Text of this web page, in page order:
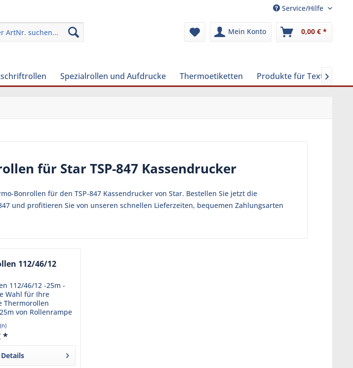
Service/Hilfe
Mein Konto 0,00 € *
Spezialrollen und Aufdrucke Thermoetiketten Produkte für 
für Star TSP-847 Kassendrucker
Bonrollen für den TSP-847 Kassendrucker von Star. Bestellen Sie jetzt die
und profitieren Sie von unseren schnellen Lieferzeiten, bequemen Zahlungsarten
112/46/12
112/46/12 -25m -
Wahl für Ihre
Thermorollen
von Rollenrampe
für den Einsatz in
von Druckern
Modelle von
*
Details